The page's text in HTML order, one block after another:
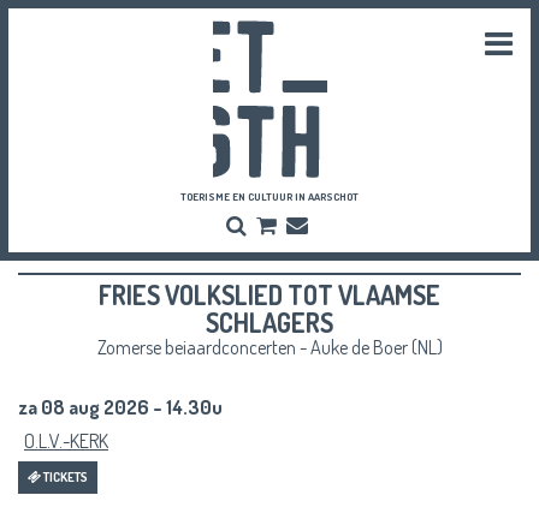
TOERISME EN CULTUUR IN AARSCHOT
Zoeken
Bestel
je
vriendenpassen
en
tickets
Inschrijven
FRIES VOLKSLIED TOT VLAAMSE
SCHLAGERS
Zomerse beiaardconcerten - Auke de Boer (NL)
za 08 aug 2026 - 14.30u
O.L.V.-KERK
TICKETS